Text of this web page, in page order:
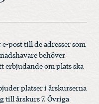
post till de adresser som
behöver
erbjudande om plats ska
platser i årskurserna
till årskurs 7. Övriga